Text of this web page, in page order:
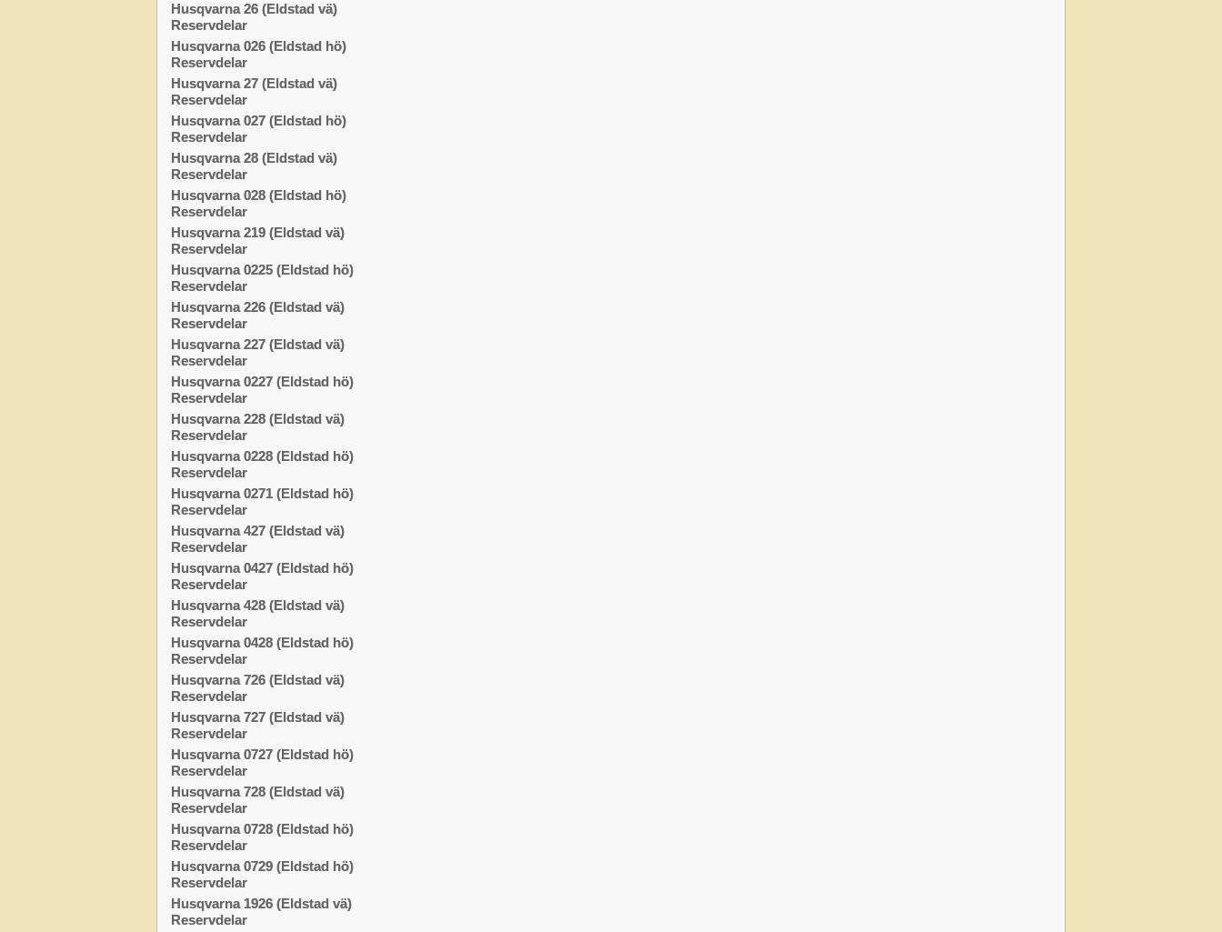
Husqvarna 26 (Eldstad vä)
Reservdelar
Husqvarna 026 (Eldstad hö)
Reservdelar
Husqvarna 27 (Eldstad vä)
Reservdelar
Husqvarna 027 (Eldstad hö)
Reservdelar
Husqvarna 28 (Eldstad vä)
Reservdelar
Husqvarna 028 (Eldstad hö)
Reservdelar
Husqvarna 219 (Eldstad vä)
Reservdelar
Husqvarna 0225 (Eldstad hö)
Reservdelar
Husqvarna 226 (Eldstad vä)
Reservdelar
Husqvarna 227 (Eldstad vä)
Reservdelar
Husqvarna 0227 (Eldstad hö)
Reservdelar
Husqvarna 228 (Eldstad vä)
Reservdelar
Husqvarna 0228 (Eldstad hö)
Reservdelar
Husqvarna 0271 (Eldstad hö)
Reservdelar
Husqvarna 427 (Eldstad vä)
Reservdelar
Husqvarna 0427 (Eldstad hö)
Reservdelar
Husqvarna 428 (Eldstad vä)
Reservdelar
Husqvarna 0428 (Eldstad hö)
Reservdelar
Husqvarna 726 (Eldstad vä)
Reservdelar
Husqvarna 727 (Eldstad vä)
Reservdelar
Husqvarna 0727 (Eldstad hö)
Reservdelar
Husqvarna 728 (Eldstad vä)
Reservdelar
Husqvarna 0728 (Eldstad hö)
Reservdelar
Husqvarna 0729 (Eldstad hö)
Reservdelar
Husqvarna 1926 (Eldstad vä)
Reservdelar